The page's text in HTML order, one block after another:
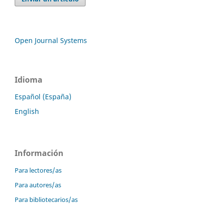
Open Journal Systems
Idioma
Español (España)
English
Información
Para lectores/as
Para autores/as
Para bibliotecarios/as